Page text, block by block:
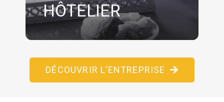
HÔTELIER
DÉCOUVRIR L’ENTREPRISE